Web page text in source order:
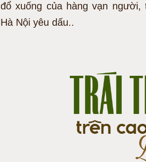
đổ xuống của hàng vạn
Hà Nội yêu dấu..